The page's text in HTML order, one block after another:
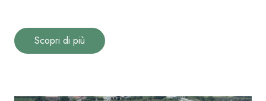
Scopri di più